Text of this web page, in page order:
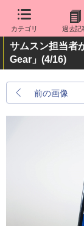
カテゴリ 過去記
サムスン担当者
Gear」 (4/16)
前の画像